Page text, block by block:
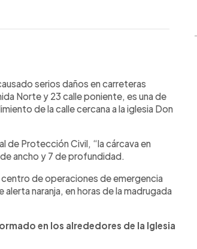
serios daños en carreteras
Norte y 23 calle poniente, es una de
de la calle cercana a la iglesia Don
de Protección Civil, “la cárcava en
ancho y 7 de profundidad.
centro de operaciones de emergencia
naranja, en horas de la madrugada
en los alrededores de la Iglesia